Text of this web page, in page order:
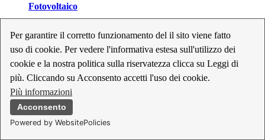
Per garantire il corretto funzionamento del il sito viene fatto
uso di cookie. Per vedere l'informativa estesa sull'utilizzo dei
cookie e la nostra politica sulla riservatezza clicca su Leggi di
più. Cliccando su Acconsento accetti l'uso dei cookie.
Più informazioni
Acconsento
Powered by WebsitePolicies
Fotovoltaico
Inverter per impianti fotovoltaici
Kit per impianti fotovoltaici
Moduli fotovoltaici
Sistemi di monitoraggio per impianti fotovoltaici
Strumenti di collaudo e configurazione per impianti
fotovoltaici
Supporti per impianti fotovoltaici
Geotermia